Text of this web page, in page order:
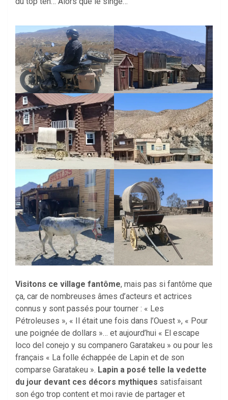
Visitons ce village fantôme, mais pas si fantôme que
ça, car de nombreuses âmes d’acteurs et actrices
connus y sont passés pour tourner : « Les
Pétroleuses », « Il était une fois dans l’Ouest », « Pour
une poignée de dollars »… et aujourd’hui « El escape
loco del conejo y su companero Garatakeu » ou pour les
français « La folle échappée de Lapin et de son
comparse Garatakeu ». Lapin a posé telle la vedette
du jour devant ces décors mythiques satisfaisant
son égo trop content et moi ravie de partager et